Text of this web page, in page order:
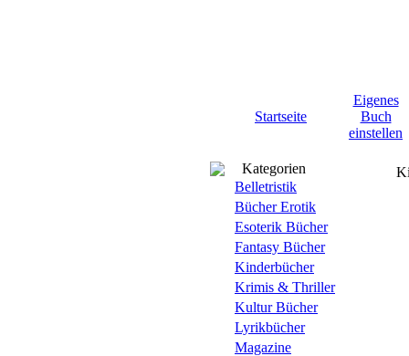
Startseite
Eigenes
Buch
einstellen
Kategorien
Belletristik
Bücher Erotik
Esoterik Bücher
Fantasy Bücher
Kinderbücher
Krimis & Thriller
Kultur Bücher
Lyrikbücher
Magazine